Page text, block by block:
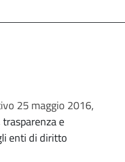
25 maggio 2016,
e
enti di diritto